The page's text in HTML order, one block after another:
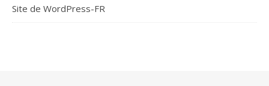
Site de WordPress-FR